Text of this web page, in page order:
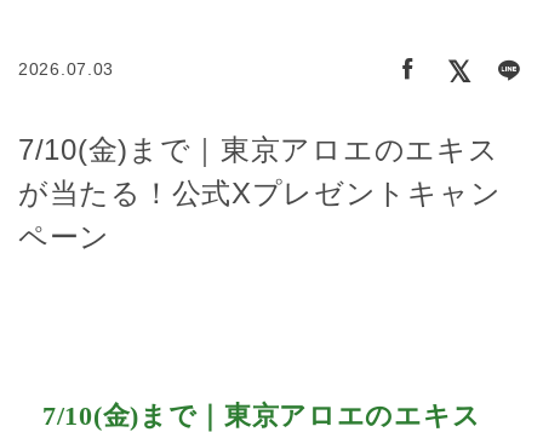
2026.07.03
7/10(金)まで｜東京アロエのエキス
が当たる！公式Xプレゼントキャン
ペーン
7/10(金)まで｜東京アロエのエキス